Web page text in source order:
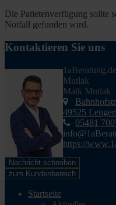
Die Patietenverfügung sollte
Notfall gefunden wird.
Kontaktieren Sie uns
Mutlak
Maik Mutlak
49525
05481
https://
Nachricht schreiben
zum Kundenbereich
Startseite